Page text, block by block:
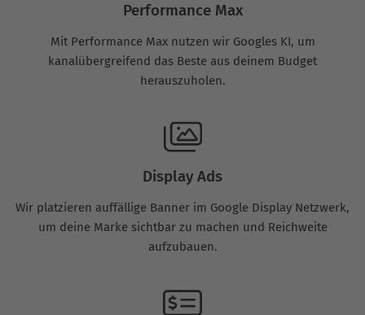
Performance Max
Mit Performance Max nutzen wir Googles KI, um
kanalübergreifend das Beste aus deinem Budget
herauszuholen.
Display Ads
Wir platzieren auffällige Banner im Google Display Netzwerk,
um deine Marke sichtbar zu machen und Reichweite
aufzubauen.